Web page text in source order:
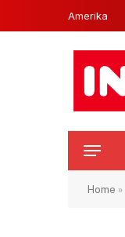
Amerika
Home »